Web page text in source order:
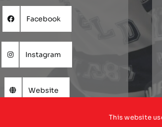
Facebook
Instagram
Website
This website